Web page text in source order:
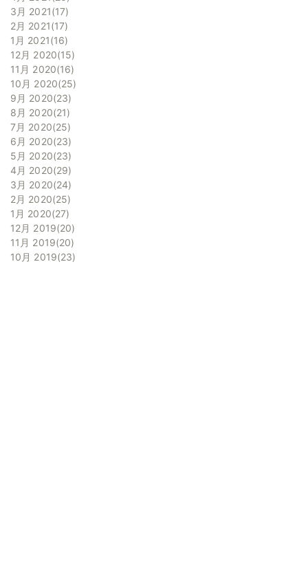
3月 2021 17
2月 2021 17
1月 2021 16
12月 2020 15
11月 2020 16
10月 2020 25
9月 2020 23
8月 2020 21
7月 2020 25
6月 2020 23
5月 2020 23
4月 2020 29
3月 2020 24
2月 2020 25
1月 2020 27
12月 2019 20
11月 2019 20
10月 2019 23